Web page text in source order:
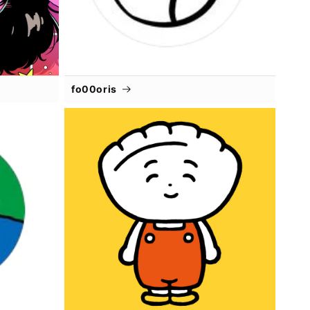
fo00oris